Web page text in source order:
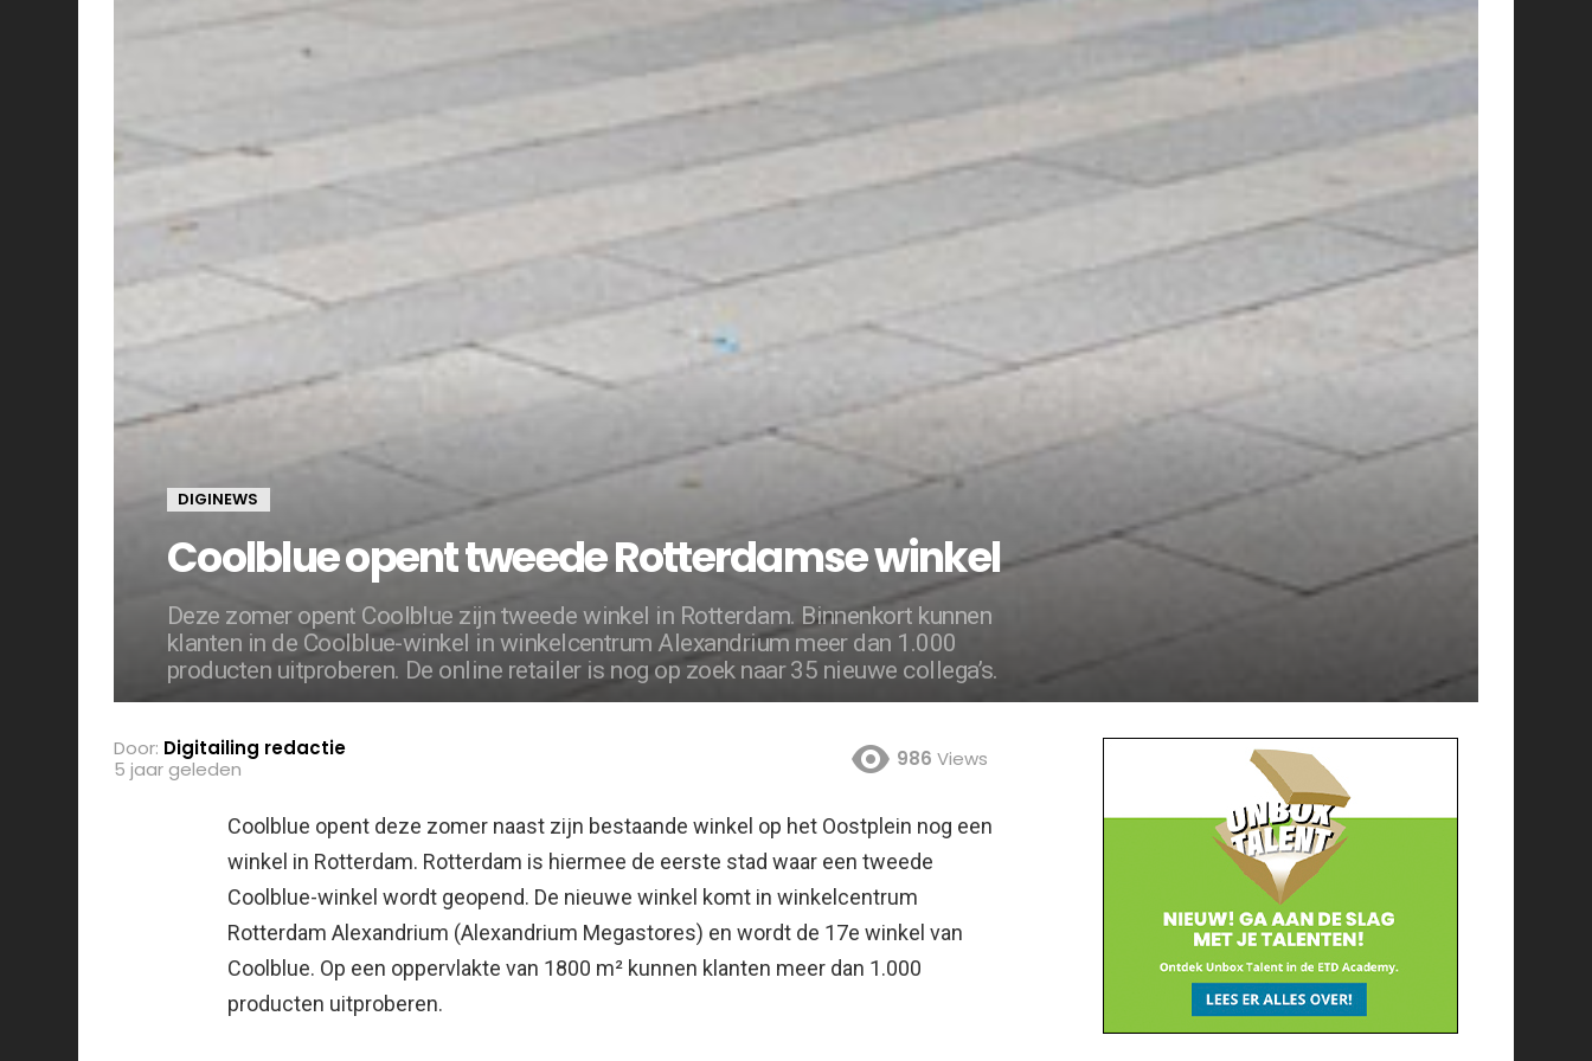
DIGINEWS
Coolblue opent tweede Rotterdamse winkel
Deze zomer opent Coolblue zijn tweede winkel in Rotterdam. Binnenkort kunnen
klanten in de Coolblue-winkel in winkelcentrum Alexandrium meer dan 1.000
producten uitproberen. De online retailer is nog op zoek naar 35 nieuwe collega’s.
Door: Digitailing redactie
5 jaar geleden
986 Views
Coolblue opent deze zomer naast zijn bestaande winkel op het Oostplein nog een
winkel in Rotterdam. Rotterdam is hiermee de eerste stad waar een tweede
Coolblue-winkel wordt geopend. De nieuwe winkel komt in winkelcentrum
Rotterdam Alexandrium (Alexandrium Megastores) en wordt de 17e winkel van
Coolblue. Op een oppervlakte van 1800 m² kunnen klanten meer dan 1.000
producten uitproberen.